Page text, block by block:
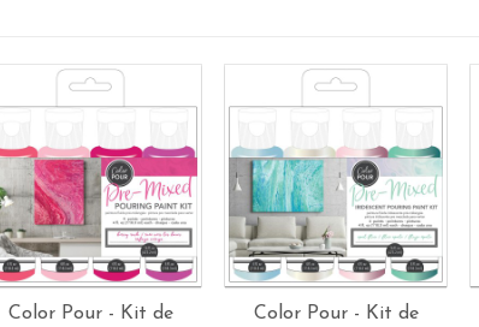
Color Pour - Kit de
Color Pour - Kit de